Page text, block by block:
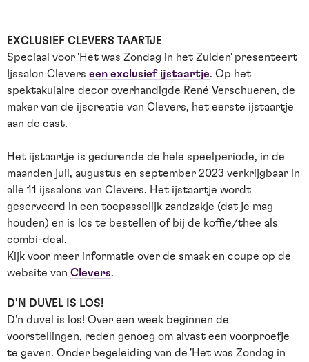
EXCLUSIEF CLEVERS TAARTJE
Speciaal voor 'Het was Zondag in het Zuiden' presenteert
Ijssalon Clevers een exclusief ijstaartje. Op het
spektakulaire decor overhandigde René Verschueren, de
maker van de ijscreatie van Clevers, het eerste ijstaartje
aan de cast.
Het ijstaartje is gedurende de hele speelperiode, in de
maanden juli, augustus en september 2023 verkrijgbaar in
alle 11 ijssalons van Clevers. Het ijstaartje wordt
geserveerd in een toepasselijk zandzakje (dat je mag
houden) en is los te bestellen of bij de koffie/thee als
combi-deal.
Kijk voor meer informatie over de smaak en coupe op de
website van Clevers.
D'N DUVEL IS LOS!
D'n duvel is los! Over een week beginnen de
voorstellingen, reden genoeg om alvast een voorproefje
te geven. Onder begeleiding van de 'Het was Zondag in